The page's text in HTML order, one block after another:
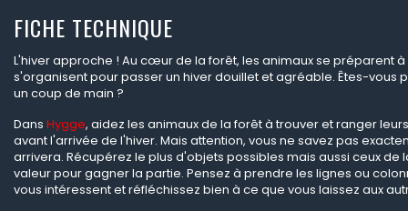
FICHE TECHNIQUE
L'hiver approche ! Au cœur de la forêt, les animaux se préparent à
s'organisent pour passer un hiver douillet et agréable. Êtes-vous
un coup de main ?
Dans Hygge, aidez les animaux de la forêt à trouver et ranger
avant l'arrivée de l'hiver. Mais attention, vous ne savez pas
arrivera. Récupérez le plus d'objets possibles mais aussi ceux de
valeur pour gagner la partie. Pensez à prendre les lignes ou
vous intéressent et réfléchissez bien à ce que vous laissez aux